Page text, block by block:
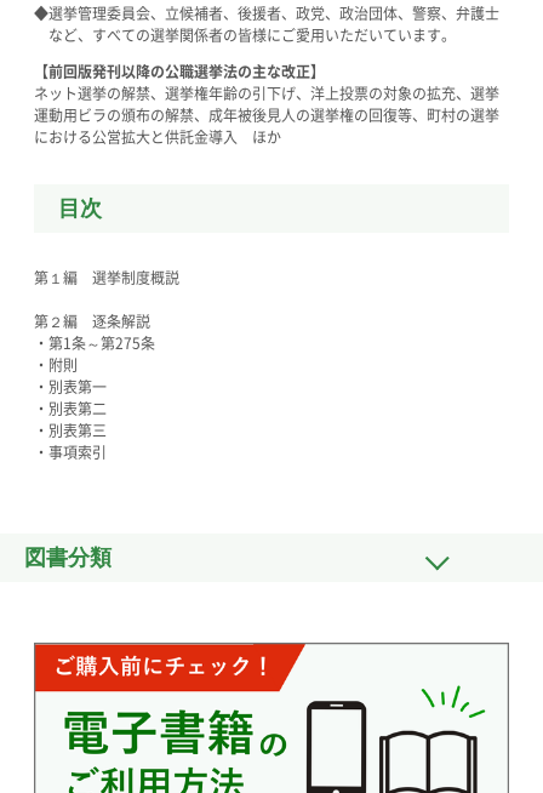
◆選挙管理委員会、立候補者、後援者、政党、政治団体、警察、弁護士
など、すべての選挙関係者の皆様にご愛用いただいています。
【前回版発刊以降の公職選挙法の主な改正】
ネット選挙の解禁、選挙権年齢の引下げ、洋上投票の対象の拡充、選挙
運動用ビラの頒布の解禁、成年被後見人の選挙権の回復等、町村の選挙
における公営拡大と供託金導入 ほか
目次
第１編 選挙制度概説
第２編 逐条解説
・第1条～第275条
・附則
・別表第一
・別表第二
・別表第三
・事項索引
図書分類